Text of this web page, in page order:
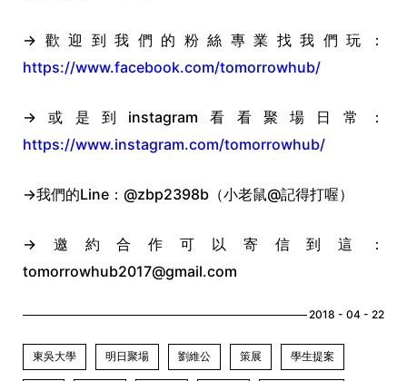
→歡迎到我們的粉絲專業找我們玩：
https://www.facebook.com/tomorrowhub/
→或是到instagram看看聚場日常：
https://www.instagram.com/tomorrowhub/
→我們的Line：@zbp2398b（小老鼠@記得打喔）
→邀約合作可以寄信到這：
tomorrowhub2017@gmail.com
2018 - 04 - 22
東吳大學 明日聚場 劉維公 策展 學生提案